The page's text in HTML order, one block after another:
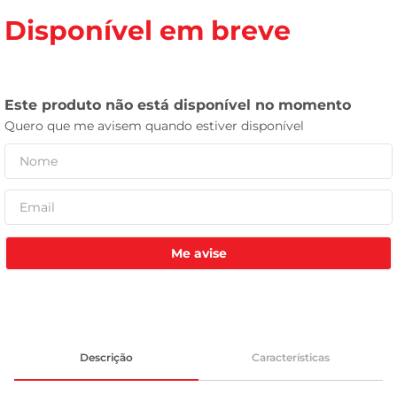
Disponível em breve
Me avise
Descrição Características
leite
leite pó